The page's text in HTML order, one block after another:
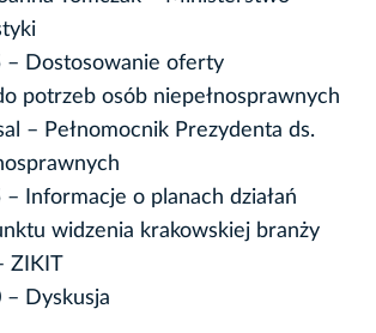
– Dostosowanie oferty
potrzeb osób niepełnosprawnych
– Pełnomocnik Prezydenta ds.
Informacje o planach działań
widzenia krakowskiej branży
ZIKIT
– Dyskusja